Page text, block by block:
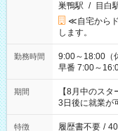
巣鴨駅 / 目白
≪自宅から
します。
勤務時間
9:00～18:00（休憩60分） ■ご希望が
早番 7:00～
と休みを合わ
「できれば残
ね。 ※Wワーク希望の方へ 今ご覧のお仕事で希望する勤務時間
と、もう1つの
合は応募でき
期間
【8月中のス
3日後に就業が
特徴 履歴書不要 /